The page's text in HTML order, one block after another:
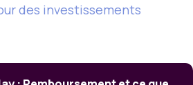
des investissements